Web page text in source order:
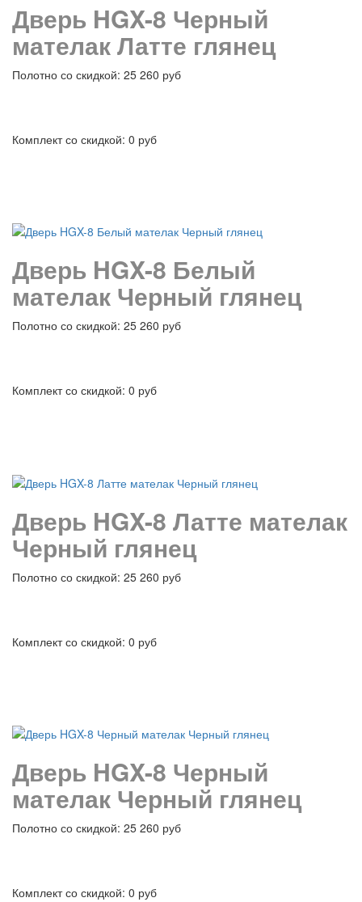
Дверь HGX-8 Черный
мателак Латте глянец
Полотно со скидкой: 25 260 руб
Комплект со скидкой: 0 руб
Дверь HGX-8 Белый
мателак Черный глянец
Полотно со скидкой: 25 260 руб
Комплект со скидкой: 0 руб
Дверь HGX-8 Латте мателак
Черный глянец
Полотно со скидкой: 25 260 руб
Комплект со скидкой: 0 руб
Дверь HGX-8 Черный
мателак Черный глянец
Полотно со скидкой: 25 260 руб
Комплект со скидкой: 0 руб